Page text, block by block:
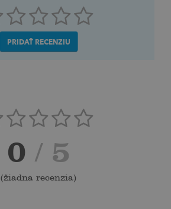
PRIDAŤ RECENZIU
0 / 5
(žiadna recenzia)